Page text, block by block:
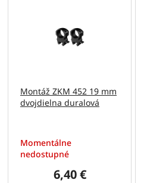
Montáž ZKM 452 19 mm
dvojdielna duralová
Momentálne
nedostupné
6,40 €